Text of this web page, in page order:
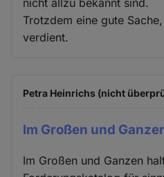
Trotzdem eine gute
verdient.
Petra Heinrichs (nicht
Im Großen und
Im Großen und Ganzen